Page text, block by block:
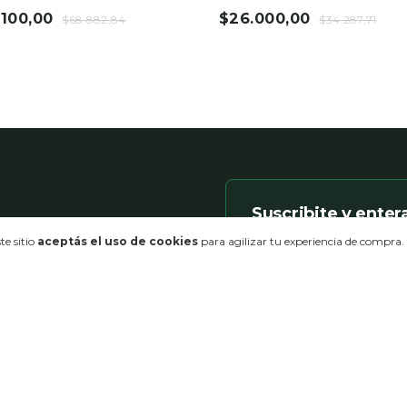
sitio aceptás el uso de cookiespara agilizar tu experiencia de compra.
$68.882,84
Co.
$26.000,00 $34.287,71
Suscribite y
Nuevas colecciones,